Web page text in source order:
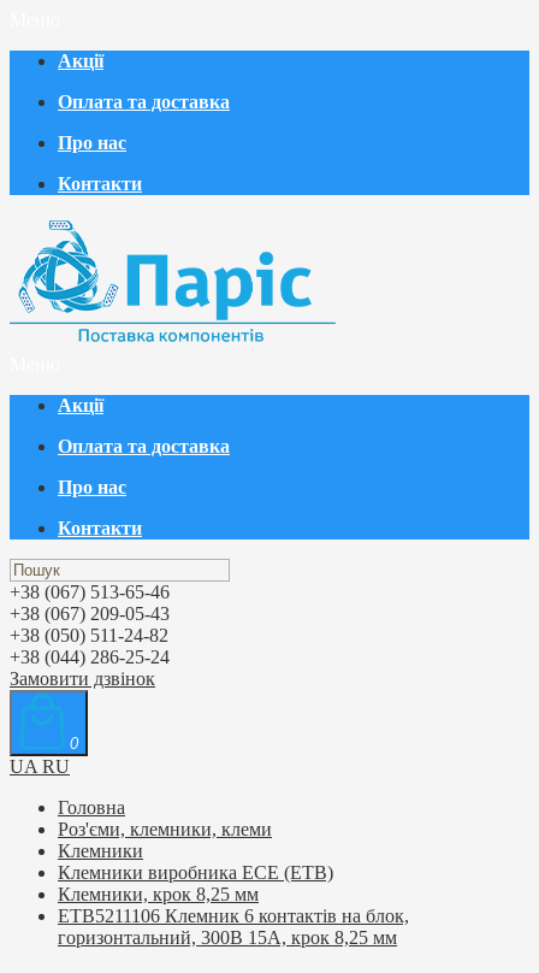
Акції
Оплата та доставка
Про нас
Контакти
Акції
Оплата та доставка
Про нас
Контакти
+38 (067) 513-65-46
+38 (067) 209-05-43
+38 (050) 511-24-82
+38 (044) 286-25-24
Замовити дзвінок
0
UA RU
Головна
Роз'єми, клемники, клеми
Клемники
Клемники виробника ЕСЕ (ETB)
Клемники, крок 8,25 мм
ETB5211106 Клемник 6 контактів на блок,
горизонтальний, 300В 15А, крок 8,25 мм